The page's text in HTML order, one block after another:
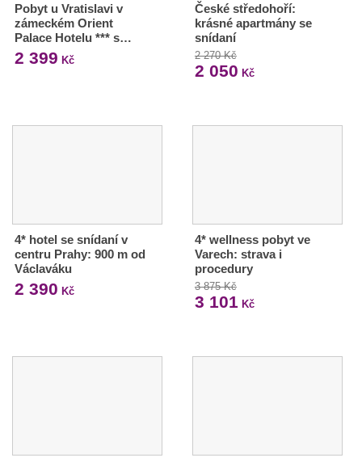
Pobyt u Vratislavi v
zámeckém Orient
Palace Hotelu *** s…
2 399 Kč
České středohoří:
krásné apartmány se
snídaní
2 270 Kč
2 050 Kč
4* hotel se snídaní v
centru Prahy: 900 m od
Václaváku
2 390 Kč
4* wellness pobyt ve
Varech: strava i
procedury
3 875 Kč
3 101 Kč